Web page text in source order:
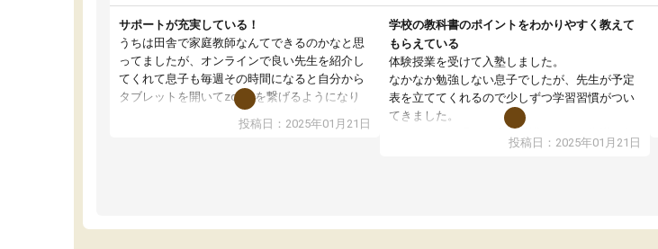
サポートが充実している！
うちは田舎で家庭教師なんてできるのかなと思
ってましたが、オンラインで良い先生を紹介し
てくれて息子も毎週その時間になると自分から
タブレットを開いてzoomを繋げるようになり
ました！5科目なんでもOKなのもとても気に入
投稿日：2025年01月21日
学校の教科書のポイントをわかりやすく教えて
もらえている
体験授業を受けて入塾しました。
なかなか勉強しない息子でしたが、先生が予定
表を立ててくれるので少しずつ学習習慣がつい
てきました。
オンラインで週に一度の受講ですが、指導が無
い日も予定表に基づいて勉強したり、LINEでわ
投稿日：2025年01月21日